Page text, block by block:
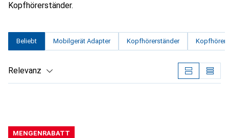
Kopfhörerständer.
Beliebt Mobilgerät Adapter Kopfhörerständer Kopfhörer
Relevanz
MENGENRABATT